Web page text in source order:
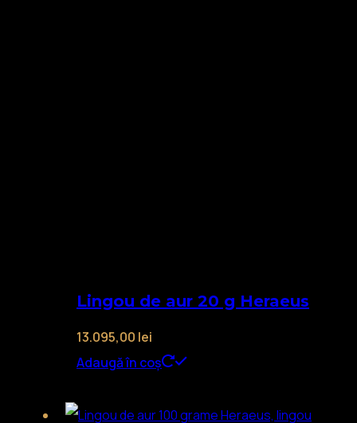
Lingou de aur 20 g Heraeus
13.095,00 lei
Adaugă în coș